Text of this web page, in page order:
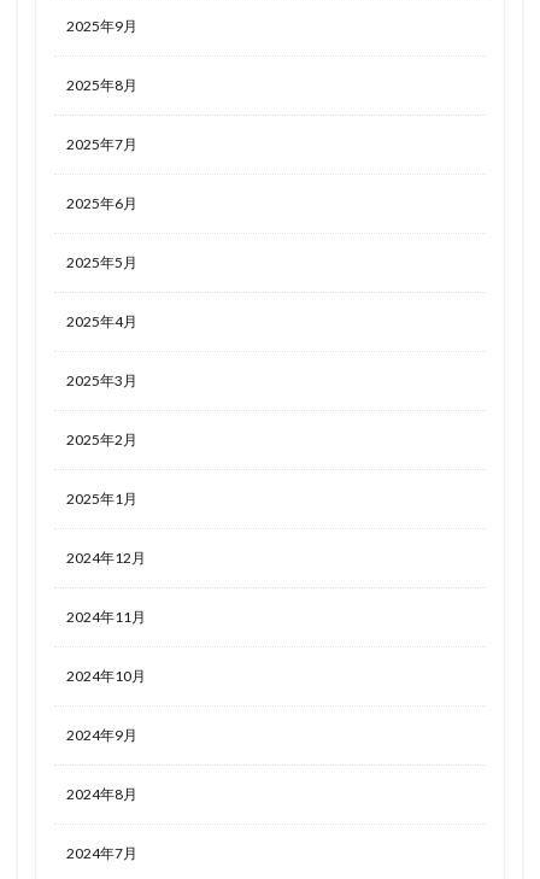
2025年9月
2025年8月
2025年7月
2025年6月
2025年5月
2025年4月
2025年3月
2025年2月
2025年1月
2024年12月
2024年11月
2024年10月
2024年9月
2024年8月
2024年7月